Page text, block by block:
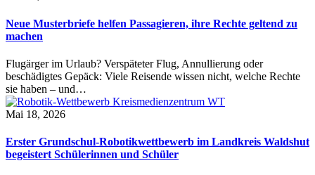
Neue Musterbriefe helfen Passagieren, ihre Rechte geltend zu
machen
Flugärger im Urlaub? Verspäteter Flug, Annullierung oder
beschädigtes Gepäck: Viele Reisende wissen nicht, welche Rechte
sie haben – und…
Mai 18, 2026
Erster Grundschul-Robotikwettbewerb im Landkreis Waldshut
begeistert Schülerinnen und Schüler